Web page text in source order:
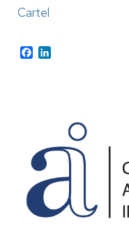
Cartel
Facebook